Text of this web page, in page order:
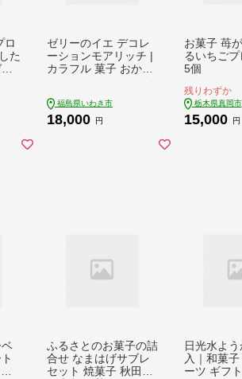
ロ
た
ゼリーのイエ デコレ
ーションモアリッチ |
カラフル 菓子 おかし
002
福島県いわき市
18,000 円
お菓子 苺
るいちご
5個
残りわずか
栃木県真岡市
15,000 円
ふるさとのお菓子の詰
合せ なまはげサブレ
セット 焼菓子 秋田県
日光水よ
入｜和菓
ーツ ギフ